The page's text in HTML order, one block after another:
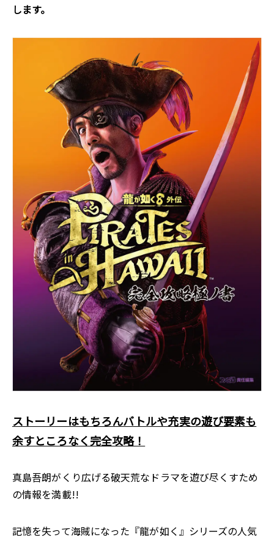
します。
ストーリーはもちろんバトルや充実の遊び要素も
余すところなく完全攻略！
真島吾朗がくり広げる破天荒なドラマを遊び尽くすため
の情報を満載!!
記憶を失って海賊になった『龍が如く』シリーズの人気